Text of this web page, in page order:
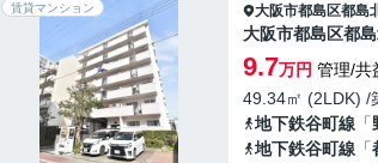
賃貸マンション 大阪市都島区都島
大阪市都島区都
9.7万円 管理/共
49.34㎡ (2LDK) /
地下鉄谷町線 「
地下鉄谷町線 「